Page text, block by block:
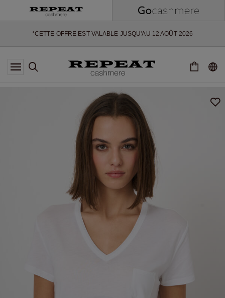
*CETTE OFFRE EST VALABLE JUSQU'AU 12 AOÛT 2026
*NON VALABLE SUR LIMITED EDITION
*EXCEPTIONS PEUVENT S'APPLIQUER
NOUVEAUX STYLES DOUX ET NOUVELLES COULEURS POUR LA
SAISON À VENIR
EXTRA 10% OFF SALE